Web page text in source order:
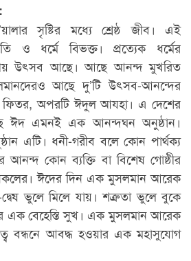
সৃষ্টির মধ্যে শ্রেষ্ঠ জীব। এই
ও ধর্মে বিভক্ত। প্রত্যেক ধর্মের
উৎসব আছে। আছে আনন্দ মুখরিত
আছে দু’টি উৎসব-আনন্দের
ফিতর, অপরটি ঈদুল আযহা। এ দেশের
ঈদ এমনই এক আনন্দঘন অনুষ্ঠান।
এটি। ধনী-গরীব বলে কোন পার্থক্য
কোন ব্যক্তি বা বিশেষ গোষ্ঠীর
ঈদের দিন এক মুসলমান আরেক
দ্বেষ ভুলে মিলে যায়। শত্রুতা ভুলে বুকে
এক বেহেস্তি সুখ। এক মুসলমান আরেক
বন্ধনে আবদ্ধ হওয়ার এক মহাসুযোগ